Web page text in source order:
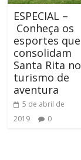
ESPECIAL –
Conheça os
esportes que
consolidam
Santa Rita no
turismo de
aventura
5 de abril de
2019
0